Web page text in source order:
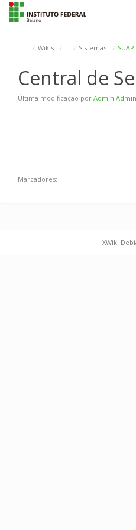
Wikis … Sistemas SUAP
Central de
Última modificação por Admin Admin
Marcadores:
XWiki